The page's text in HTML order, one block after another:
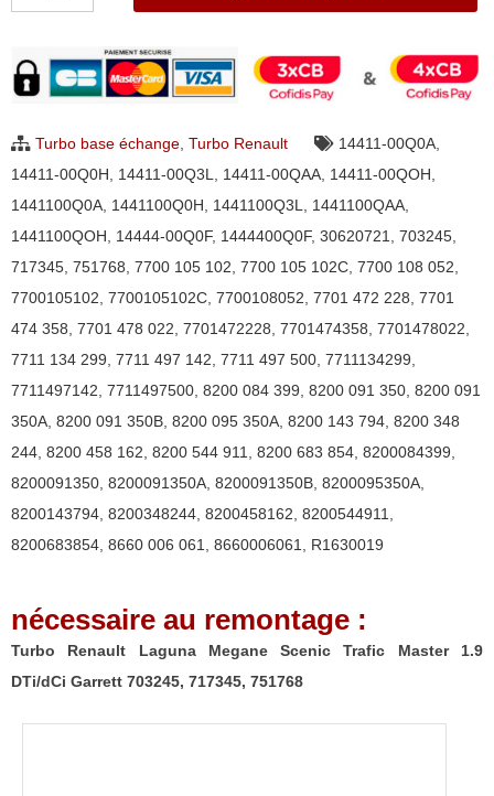
Renault
Laguna
Scenic
Turbo base échange, Turbo Renault 14411-00Q0A,
14411-00Q0H, 14411-00Q3L, 14411-00QAA, 14411-00QOH,
1441100Q0A, 1441100Q0H, 1441100Q3L, 1441100QAA,
1441100QOH, 14444-00Q0F, 1444400Q0F, 30620721, 703245,
717345, 751768, 7700 105 102, 7700 105 102C, 7700 108 052,
7700105102, 7700105102C, 7700108052, 7701 472 228, 7701
474 358, 7701 478 022, 7701472228, 7701474358, 7701478022,
7711 134 299, 7711 497 142, 7711 497 500, 7711134299,
7711497142, 7711497500, 8200 084 399, 8200 091 350, 8200 091
350A, 8200 091 350B, 8200 095 350A, 8200 143 794, 8200 348
244, 8200 458 162, 8200 544 911, 8200 683 854, 8200084399,
8200091350, 8200091350A, 8200091350B, 8200095350A,
8200143794, 8200348244, 8200458162, 8200544911,
8200683854, 8660 006 061, 8660006061, R1630019
nécessaire au remontage :
Turbo Renault Laguna Megane Scenic Trafic Master 1.9
DTi/dCi Garrett 703245, 717345, 751768